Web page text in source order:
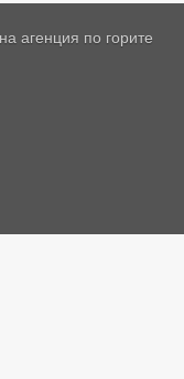
агенция по горите